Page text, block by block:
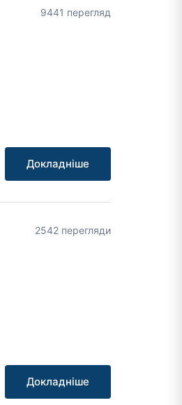
9441 перегляд
Докладніше
2542 перегляди
Докладніше